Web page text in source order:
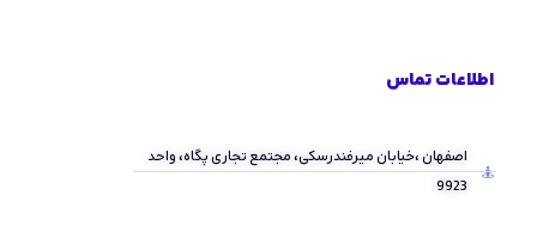
اطلاعات تماس
اصفهان ،خیابان میرفندرسکی، مجتمع تجاری پگاه، واحد
9923